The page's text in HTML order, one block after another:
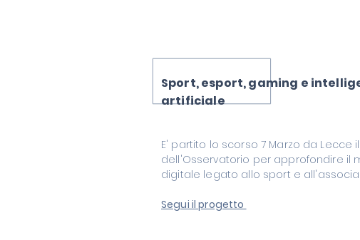
Sport, esport, gaming e
artificiale
E' partito lo scorso 7 Marzo da Lecce
dell'Osservatorio per approfondire il
digitale legato allo sport e
Segui il progetto